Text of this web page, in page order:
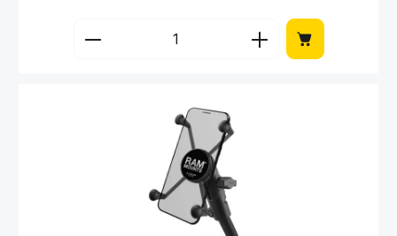
Producthoeveelheid: Voer de gewenste